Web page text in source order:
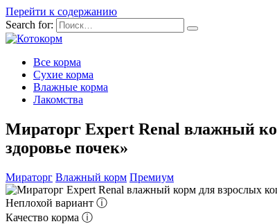
Перейти к содержанию
Search for:
Все корма
Сухие корма
Влажные корма
Лакомства
Мираторг Expert Renal влажный
здоровье почек»
Мираторг Влажный корм Премиум
Неплохой вариант ⓘ
Качество корма ⓘ